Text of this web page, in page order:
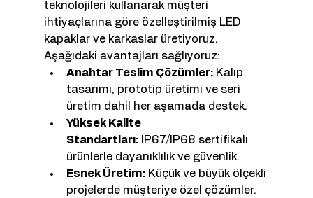
teknolojileri kullanarak müşteri
ihtiyaçlarına göre özelleştirilmiş LED
kapaklar ve karkaslar üretiyoruz.
Aşağıdaki avantajları sağlıyoruz:
Anahtar Teslim Çözümler: Kalıp
tasarımı, prototip üretimi ve seri
üretim dahil her aşamada destek.
Yüksek Kalite
Standartları: IP67/IP68 sertifikalı
ürünlerle dayanıklılık ve güvenlik.
Esnek Üretim: Küçük ve büyük ölçekli
projelerde müşteriye özel çözümler.